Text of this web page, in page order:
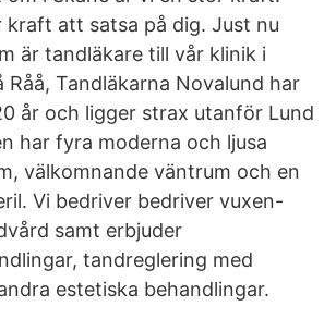
kraft att satsa på dig. Just nu
är tandläkare till vår klinik i
Råå, Tandläkarna Novalund har
år och ligger strax utanför Lund
har fyra moderna och ljusa
välkomnande väntrum och en
Vi bedriver bedriver vuxen-
samt erbjuder
tandreglering med
estetiska behandlingar.